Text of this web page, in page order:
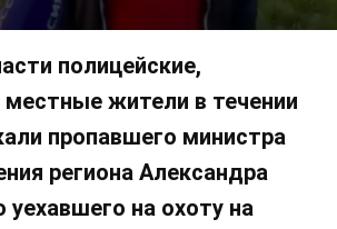
полицейские,
местные жители в течении
пропавшего министра
региона Александра
уехавшего на охоту на